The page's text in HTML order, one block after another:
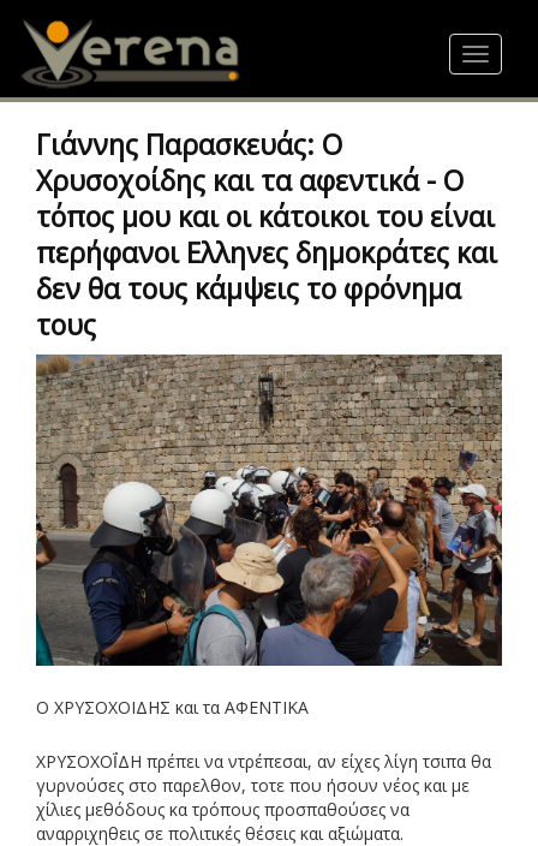
content
Toggle
Γιάννης Παρασκευάς: Ο
Χρυσοχοίδης και τα αφεντικά - Ο
τόπος μου και οι κάτοικοι του είναι
περήφανοι Ελληνες δημοκράτες και
δεν θα τους κάμψεις το φρόνημα
τους
Ο ΧΡΥΣΟΧΟΙΔΗΣ και τα ΑΦΕΝΤΙΚΑ
ΧΡΥΣΟΧΟΪ́ΔΗ πρέπει να ντρέπεσαι, αν είχες λίγη τσιπα θα
γυρνούσες στο παρελθον, τοτε που ήσουν νέος και με
χίλιες μεθόδους κα τρόπους προσπαθούσες να
αναρριχηθεις σε πολιτικές θέσεις και αξιώματα.